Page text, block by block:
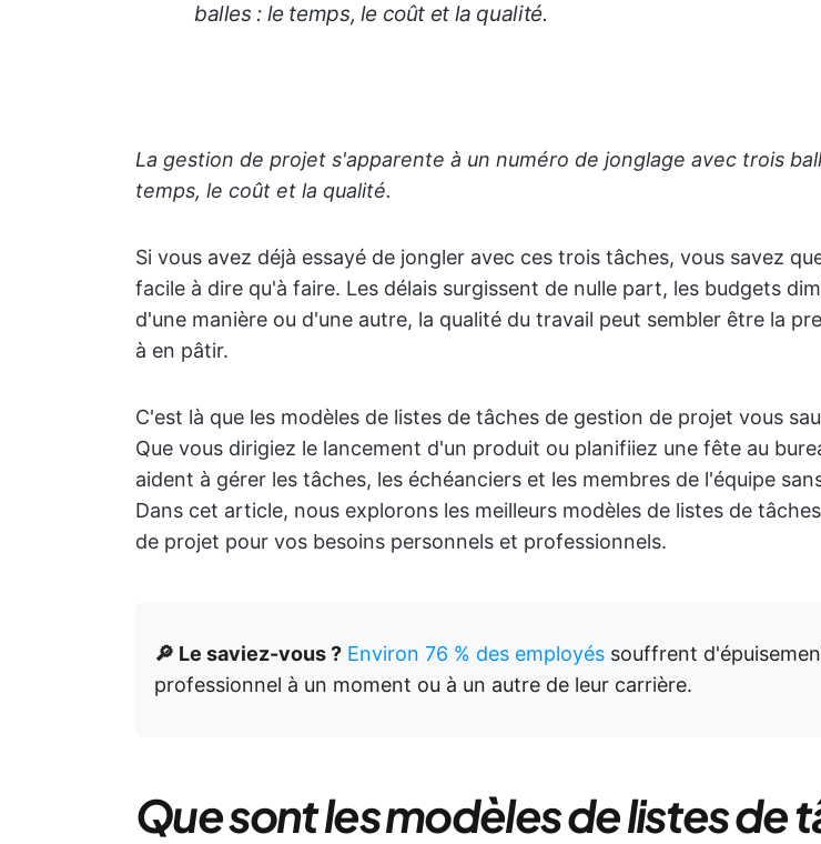
balles : le temps, le coût et la qualité.
La gestion de projet s'apparente à un numéro de jonglage avec trois
temps, le coût et la qualité.
Si vous avez déjà essayé de jongler avec ces trois tâches, vous savez
facile à dire qu'à faire. Les délais surgissent de nulle part, les budgets
d'une manière ou d'une autre, la qualité du travail peut sembler être la
à en pâtir.
C'est là que les modèles de listes de tâches de gestion de projet vous
Que vous dirigiez le lancement d'un produit ou planifiiez une fête au
aident à gérer les tâches, les échéanciers et les membres de l'équipe
Dans cet article, nous explorons les meilleurs modèles de listes de
de projet pour vos besoins personnels et professionnels.
🔎 Le saviez-vous ? Environ 76 % des employés souffrent
professionnel à un moment ou à un autre de leur carrière.
Que sont les modèles de listes de